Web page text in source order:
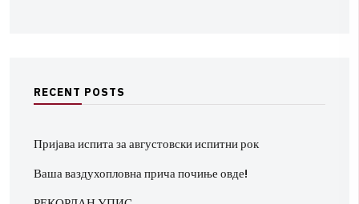
RECENT POSTS
Пријава испита за августовски испитни рок
Ваша ваздухопловна прича почиње овде!